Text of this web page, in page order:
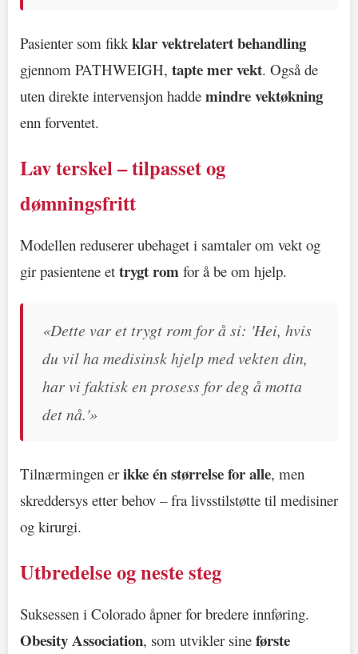
Pasienter som fikk klar vektrelatert behandling
gjennom PATHWEIGH, tapte mer vekt. Også de
uten direkte intervensjon hadde mindre vektøkning
enn forventet.
Lav terskel – tilpasset og
dømningsfritt
Modellen reduserer ubehaget i samtaler om vekt og
gir pasientene et trygt rom for å be om hjelp.
«Dette var et trygt rom for å si: 'Hei, hvis
du vil ha medisinsk hjelp med vekten din,
har vi faktisk en prosess for deg å motta
det nå.'»
Tilnærmingen erikke én størrelse for alle, men
skreddersys etter behov – fra livsstilstøtte til medisiner
og kirurgi.
Utbredelse og neste steg
Suksessen i Colorado åpner for bredere innføring.
Obesity Association, som utvikler sine første